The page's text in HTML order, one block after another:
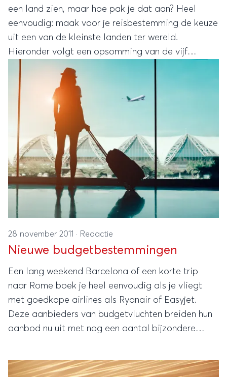
een land zien, maar hoe pak je dat aan? Heel
eenvoudig: maak voor je reisbestemming de keuze
uit een van de kleinste landen ter wereld.
Hieronder volgt een opsomming van de vijf
allerkleinste landen.
28 november 2011 · Redactie
Nieuwe budgetbestemmingen
Een lang weekend Barcelona of een korte trip
naar Rome boek je heel eenvoudig als je vliegt
met goedkope airlines als Ryanair of Easyjet.
Deze aanbieders van budgetvluchten breiden hun
aanbod nu uit met nog een aantal bijzondere